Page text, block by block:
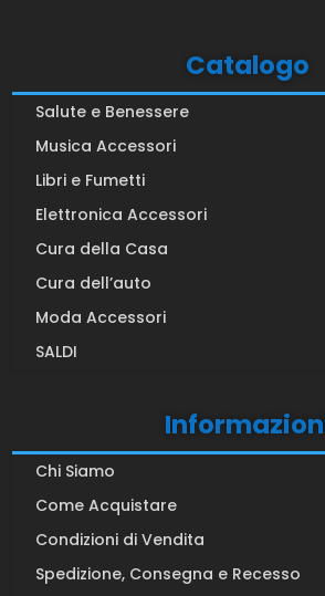
Catalogo
Salute e Benessere
Musica Accessori
Libri e Fumetti
Elettronica Accessori
Cura della Casa
Cura dell’auto
Moda Accessori
SALDI
Chi Siamo
Come Acquistare
Condizioni di Vendita
Spedizione, Consegna e Recesso